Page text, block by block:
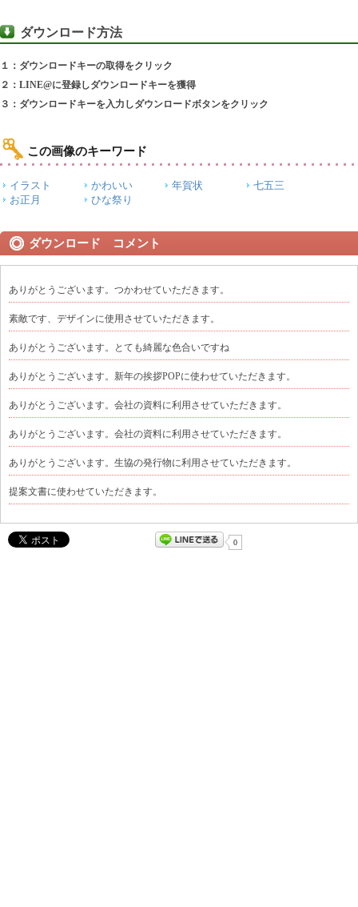
ダウンロード方法
１：ダウンロードキーの取得をクリック
２：LINE@に登録しダウンロードキーを獲得
３：ダウンロードキーを入力しダウンロードボタンをクリック
この画像のキーワード
イラスト かわいい 年賀状
七五三
お正月
ひな祭り
ダウンロード コメント
ありがとうございます。つかわせていただきます。
素敵です、デザインに使用させていただきます。
ありがとうございます。とても綺麗な色合いですね
ありがとうございます。新年の挨拶POPに使わせていただきます。
ありがとうございます。会社の資料に利用させていただきます。
ありがとうございます。会社の資料に利用させていただきます。
ありがとうございます。生協の発行物に利用させていただきます。
提案文書に使わせていただきます。
0